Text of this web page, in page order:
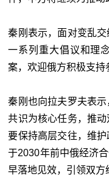
秦刚表示，面对变乱
一系列重大倡议和理
案，欢迎俄方积极支持
秦刚也向拉夫罗夫表
共识为核心任务，推
要保持高层交往，维
于2030年前中俄经济
早落地见效，引领双方